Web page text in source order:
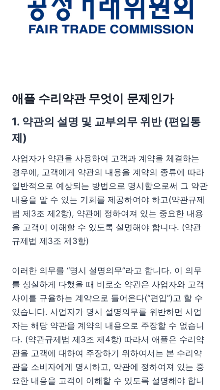
애플 수리약관 무엇이 문제인가
1. 약관의 설명 및 교부의무 위반 (편입통
제)
사업자가 약관을 사용하여 고객과 계약을 체결하는
경우에, 고객에게 약관의 내용을 계약의 종류에 따라
일반적으로 예상되는 방법으로 명시함으로써 그 약관
내용을 알 수 있는 기회를 제공하여야 하고(약관규제
법 제3조 제2항), 약관에 정하여져 있는 중요한 내용
을 고객이 이해할 수 있도록 설명해야 합니다. (약관
규제법 제3조 제3항)
이러한 의무를 “명시 설명의무”라고 합니다. 이 의무
를 성실하게 다했을 때 비로소 약관은 사업자와 고객
사이를 규율하는 계약으로 들어온다(“편입”)고 할 수
있습니다. 사업자가 명시 설명의무를 위반하면 사업
자는 해당 약관을 계약의 내용으로 주장할 수 없습니
다. (약관규제법 제3조 제4항) 따라서 애플은 수리약
관을 고객에 대하여 주장하기 위하여서는 본 수리약
관을 소비자에게 명시하고, 약관에 정하여져 있는 중
요한 내용을 고객이 이해할 수 있도록 설명해야 합니